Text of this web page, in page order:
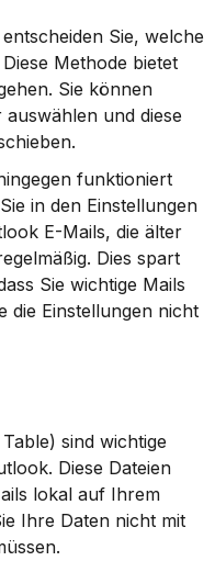
Sie, welche
Methode bietet
Sie können
und diese
funktioniert
in den Einstellungen
E-Mails, die älter
Dies spart
Sie wichtige Mails
die Einstellungen nicht
sind wichtige
Diese Dateien
lokal auf Ihrem
Ihre Daten nicht mit